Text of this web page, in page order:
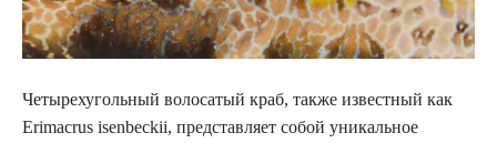
Четырехугольный волосатый краб, также известный как
Erimacrus isenbeckii, представляет собой уникальное